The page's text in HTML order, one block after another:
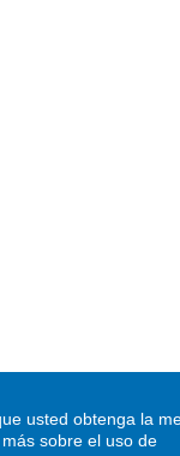
usted obtenga la
sobre el uso de